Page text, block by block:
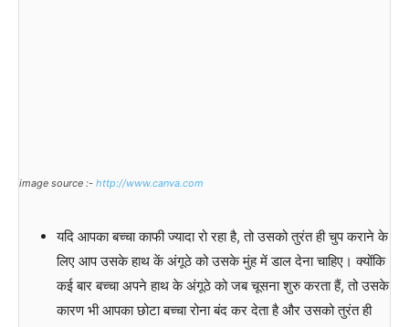
image source :- http://www.canva.com
यदि आपका बच्चा काफी ज्यादा रो रहा है, तो उसको तुरंत ही चुप कराने के
लिए आप उसके हाथ कें अंगूठे को उसके मुंह में डाल देना चाहिए। क्योंकि
कई बार बच्चा अपने हाथ के अंगूठे को जब चूसना शुरु करता हैं, तो उसके
कारण भी आपका छोटा बच्चा रोना बंद कर देता है और उसको तुरंत ही